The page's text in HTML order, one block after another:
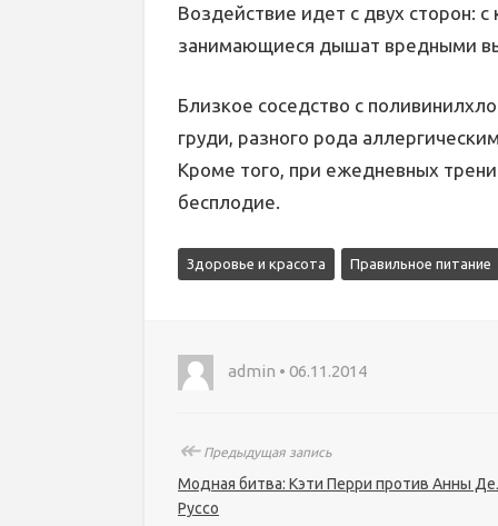
Воздействие идет с двух сторон:
занимающиеся дышат вредными
Близкое соседство с
груди, разного рода
Кроме того, при ежедневных
бесплодие.
Здоровье и красота Правильное питание
admin • 06.11.2014
↞Предыдущая запись
Модная битва: Кэти Перри против Анны
Руссо